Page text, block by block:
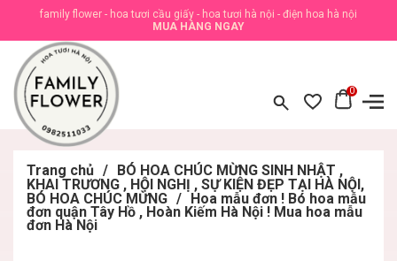
family flower - hoa tươi cầu giấy - hoa tươi hà nội - điện hoa hà nội
MUA HÀNG NGAY
0
Trang chủ / BÓ HOA CHÚC MỪNG SINH NHẬT ,
KHAI TRƯƠNG , HỘI NGHỊ , SỰ KIỆN ĐẸP TẠI HÀ NỘI,
BÓ HOA CHÚC MỪNG / Hoa mẫu đơn ! Bó hoa mẫu
đơn quận Tây Hồ , Hoàn Kiếm Hà Nội ! Mua hoa mẫu
đơn Hà Nội